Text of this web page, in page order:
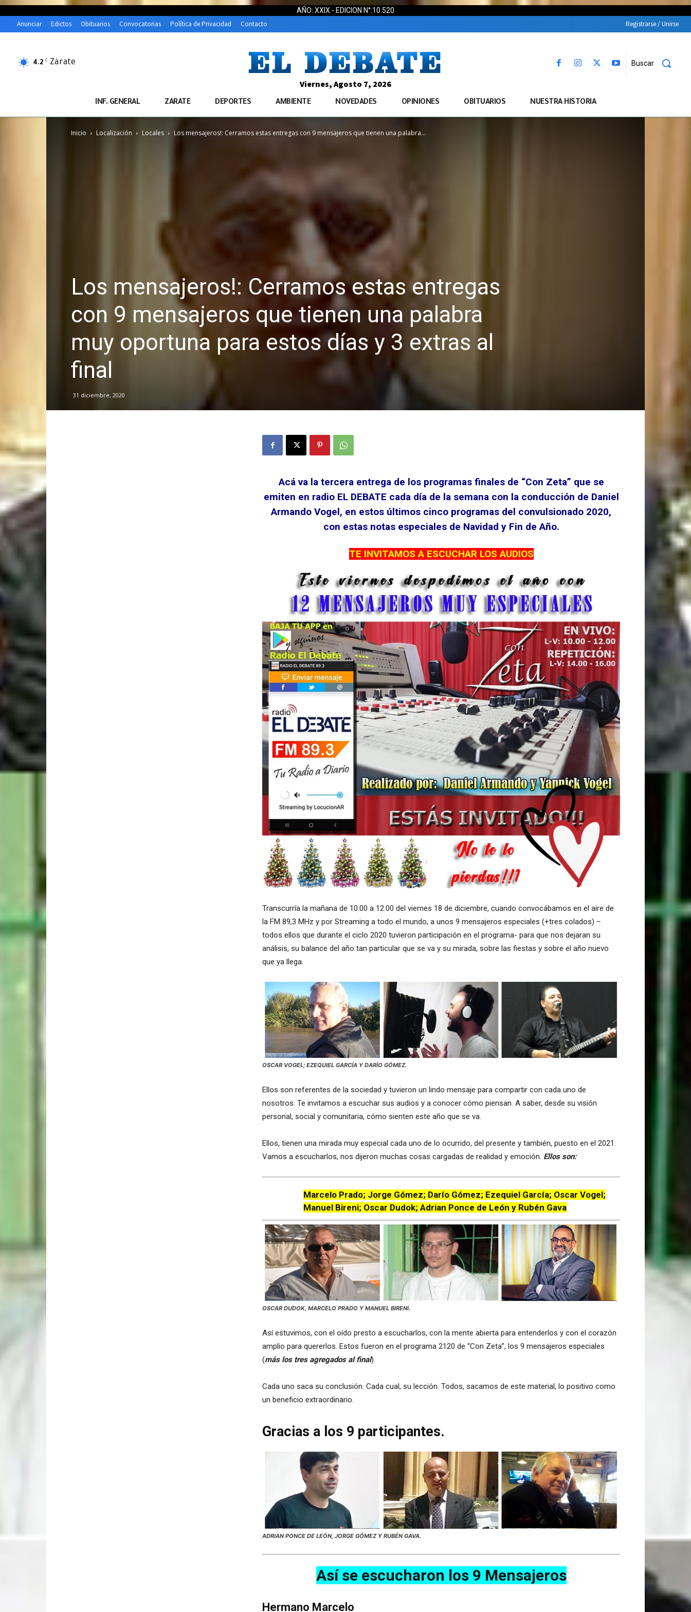
AÑO: XXIX - EDICION N°:10.520
Anunciar Edictos Obituarios Convocatorias Política de Privacidad Contacto Registrarse / Unirse
4.2 C Zárate Buscar
Viernes, Agosto 7, 2026
INF. GENERAL ZARATE DEPORTES AMBIENTE NOVEDADES OPINIONES OBITUARIOS NUESTRA HISTORIA
Inicio Localización Locales Los mensajeros!: Cerramos estas entregas con 9 mensajeros que tienen una palabra...
Los mensajeros!: Cerramos estas entregas
con 9 mensajeros que tienen una palabra
muy oportuna para estos días y 3 extras al
final
31 diciembre, 2020
Acá va la tercera entrega de los programas finales de “Con Zeta” que se
emiten en radio EL DEBATE cada día de la semana con la conducción de Daniel
Armando Vogel, en estos últimos cinco programas del convulsionado 2020,
con estas notas especiales de Navidad y Fin de Año.
TE INVITAMOS A ESCUCHAR LOS AUDIOS
Transcurría la mañana de 10.00 a 12.00 del viernes 18 de diciembre, cuando convocábamos en el aire de
la FM 89,3 MHz y por Streaming a todo el mundo, a unos 9 mensajeros especiales (+tres colados) –
todos ellos que durante el ciclo 2020 tuvieron participación en el programa- para que nos dejaran su
análisis, su balance del año tan particular que se va y su mirada, sobre las fiestas y sobre el año nuevo
que ya llega.
OSCAR VOGEL; EZEQUIEL GARCÍA Y DARÍO GÓMEZ.
Ellos son referentes de la sociedad y tuvieron un lindo mensaje para compartir con cada uno de
nosotros. Te invitamos a escuchar sus audios y a conocer cómo piensan. A saber, desde su visión
personal, social y comunitaria, cómo sienten este año que se va.
Ellos, tienen una mirada muy especial cada uno de lo ocurrido, del presente y también, puesto en el 2021.
Vamos a escucharlos, nos dijeron muchas cosas cargadas de realidad y emoción. Ellos son:
Marcelo Prado; Jorge Gómez; Darío Gómez; Ezequiel García; Oscar Vogel;
Manuel Bireni; Oscar Dudok; Adrian Ponce de León y Rubén Gava
OSCAR DUDOK, MARCELO PRADO Y MANUEL BIRENI.
Así estuvimos, con el oído presto a escucharlos, con la mente abierta para entenderlos y con el corazón
amplio para quererlos. Estos fueron en el programa 2120 de “Con Zeta”, los 9 mensajeros especiales
(más los tres agregados al final).
Cada uno saca su conclusión. Cada cual, su lección. Todos, sacamos de este material, lo positivo como
un beneficio extraordinario.
Gracias a los 9 participantes.
ADRIAN PONCE DE LEÓN, JORGE GÓMEZ Y RUBÉN GAVA.
Así se escucharon los 9 Mensajeros
Hermano Marcelo